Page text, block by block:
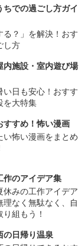
ちでの過ごし方ガイ
る？」を解決！おす
し方
内施設・室内遊び場
い日も安心！おすす
を大特集
すすめ！怖い漫画
い怖い漫画をまとめ
作のアイデア集
休みの工作アイデア
理なく無駄なく、自
組もう！
の日帰り温泉